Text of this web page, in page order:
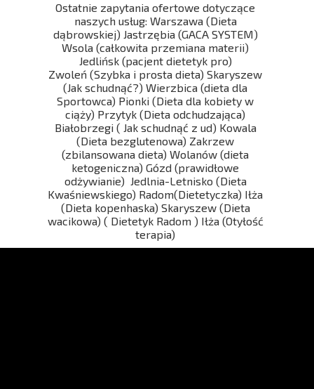
Ostatnie zapytania ofertowe dotyczące
naszych usług: Warszawa (Dieta
dąbrowskiej) Jastrzębia (GACA SYSTEM)
Wsola (całkowita przemiana materii)
Jedlińsk (pacjent dietetyk pro)
Zwoleń (Szybka i prosta dieta) Skaryszew
(Jak schudnąć?) Wierzbica (dieta dla
Sportowca) Pionki (Dieta dla kobiety w
ciąży) Przytyk (Dieta odchudzająca)
Białobrzegi ( Jak schudnąć z ud) Kowala
(Dieta bezglutenowa) Zakrzew
(zbilansowana dieta) Wolanów (dieta
ketogeniczna) Gózd (prawidłowe
odżywianie) Jedlnia-Letnisko (Dieta
Kwaśniewskiego) Radom(Dietetyczka) Iłża
(Dieta kopenhaska) Skaryszew (Dieta
wacikowa) ( Dietetyk Radom ) Iłża (Otyłość
terapia)